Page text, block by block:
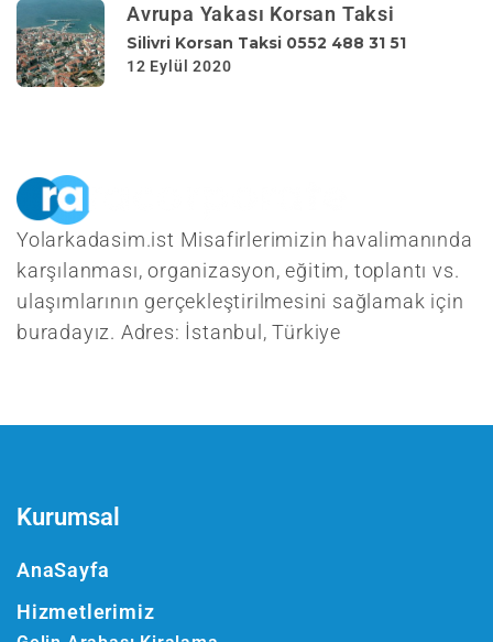
Avrupa Yakası Korsan Taksi
Silivri Korsan Taksi 0552 488 31 51
12 Eylül 2020
Yolarkadasim.ist Misafirlerimizin havalimanında
karşılanması, organizasyon, eğitim, toplantı vs.
ulaşımlarının gerçekleştirilmesini sağlamak için
buradayız. Adres: İstanbul, Türkiye
Kurumsal
AnaSayfa
Hizmetlerimiz